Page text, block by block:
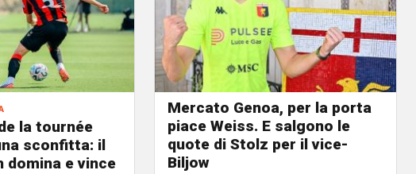
la tournée
sconfitta: il
domina e vince
Mercato Genoa, per la porta
piace Weiss. E salgono le
quote di Stolz per il vice-
Biljow